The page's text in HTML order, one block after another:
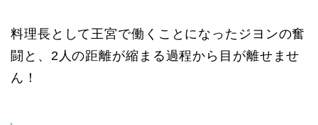
料理長として王宮で働くことになったジヨンの奮
闘と、2人の距離が縮まる過程から目が離せませ
ん！